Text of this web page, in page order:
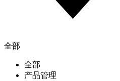
全部
全部
产品管理